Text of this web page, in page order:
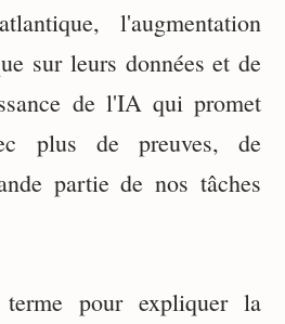
l'augmentation
sur leurs données et de
de l'IA qui promet
plus de preuves, de
partie de nos tâches
pour expliquer la